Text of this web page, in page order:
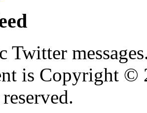
Twitter
is Copyright ©